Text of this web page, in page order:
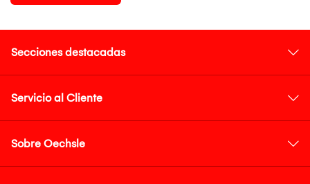
Secciones destacadas
Servicio al Cliente
Sobre Oechsle